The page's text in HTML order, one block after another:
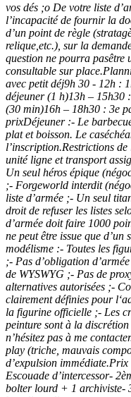
vos dés ;o De votre liste
l’incapacité de fournir la
d’un point de règle
relique,etc.), sur la
question ne pourra pasêtre
consultable sur
avec petit déj9h 30 - 12h :
déjeuner (1 h)13h – 15h30
(30 min)16h – 18h30 : 3e
prixDéjeuner :- Le
plat et boisson. Le
l’inscription.Restrictions
unité ligne et transport
Un seul héros épique
;- Forgeworld interdit
liste d’armée ;- Un seul
droit de refuser les listes
d’armée doit faire 1000
ne peut être issue que d’un
modélisme :- Toutes les
;- Pas d’obligation
de WYSWYG ;- Pas de
alternatives autorisées ;-
clairement définies pour
la figurine officielle ;- Les
peinture sont à la
n’hésitez pas à me
play (triche, mauvais
d’expulsion
Escouade d’intercessor-
bolter lourd + 1 archiviste-